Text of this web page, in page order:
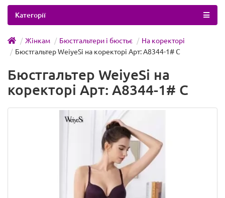
Категорії
Жінкам Бюстгальтери і бюстьє
На коректорі
Бюстгальтер WeiyeSi на коректорі Арт: A8344-1# C
Бюстгальтер WeiyeSi на
коректорі Арт: A8344-1# C